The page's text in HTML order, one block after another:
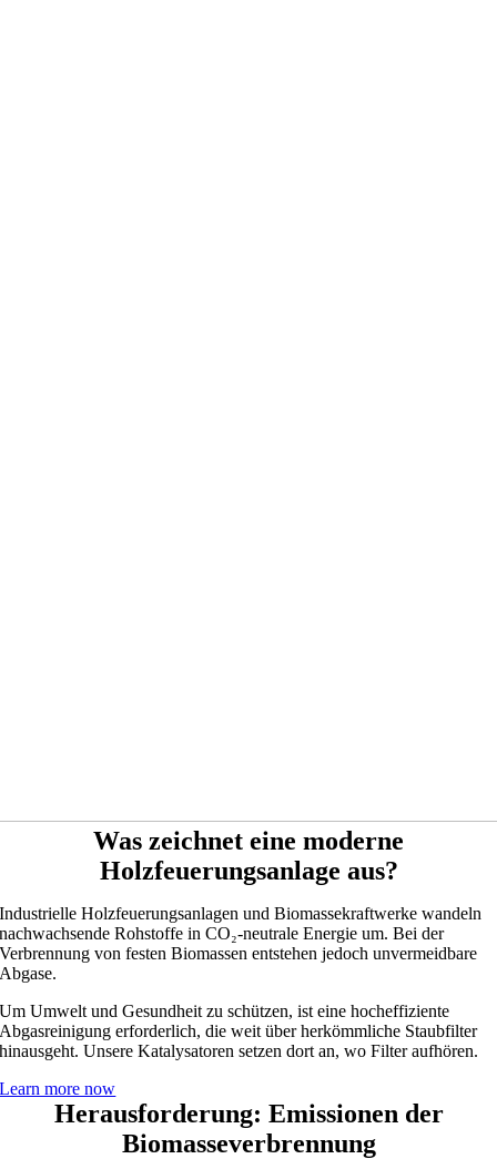
Was zeichnet eine moderne
Holzfeuerungsanlage aus?
Industrielle Holzfeuerungsanlagen und Biomassekraftwerke wandeln
nachwachsende Rohstoffe in CO₂-neutrale Energie um. Bei der
Verbrennung von festen Biomassen entstehen jedoch unvermeidbare
Abgase.
Um Umwelt und Gesundheit zu schützen, ist eine hocheffiziente
Abgasreinigung erforderlich, die weit über herkömmliche Staubfilter
hinausgeht. Unsere Katalysatoren setzen dort an, wo Filter aufhören.
Learn more now
Herausforderung: Emissionen der
Biomasseverbrennung